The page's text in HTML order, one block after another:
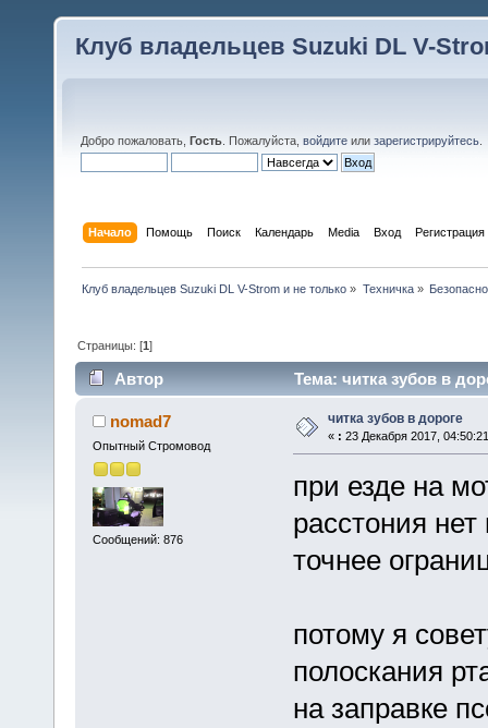
Клуб владельцев Suzuki DL V-
Добро пожаловать, Гость . Пожалуйста, войдите или зарегистрируйтесь
Начало Помощь Поиск Календарь Media Вход Регистрация
Клуб владельцев Suzuki DL V-Strom и не только » Техничка»
Страницы: [1]
Автор Тема: читка зубов в
nomad7
Опытный Стромовод
Сообщений: 876
читка зубов в дороге
« : 23 Декабря 2017,
при езде на
расстония
точнее
потому я
полоскания
на заправке